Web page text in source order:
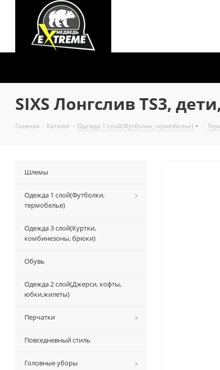
SIXS Лонгслив TS3,
Главная - Каталог - Одежда 1 слой(Футболки, термобелье) -
Шлемы
Одежда 1 слой(Футболки,
термобелье)
Одежда 3 слой(Куртки,
комбинезоны, брюки)
Обувь
Одежда 2 слой(Джерси, кофты,
юбки,жилеты)
Перчатки
Повседневный стиль
Головные уборы